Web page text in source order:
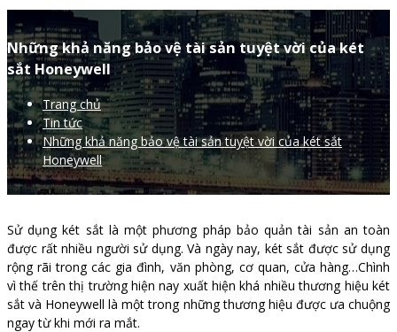
Những khả năng bảo vệ tài sản tuyệt vời của két
sắt Honeywell
Trang chủ
Tin tức
Những khả năng bảo vệ tài sản tuyệt vời của két sắt
Honeywell
Sử dụng két sắt là một phương pháp bảo quản tài sản an toàn
được rất nhiều người sử dụng. Và ngày nay, két sắt được sử dụng
rộng rãi trong các gia đình, văn phòng, cơ quan, cửa hàng…Chình
vì thế trên thị trường hiện nay xuất hiện khá nhiều thương hiệu két
sắt và Honeywell là một trong những thương hiệu được ưa chuộng
ngay từ khi mới ra mắt.